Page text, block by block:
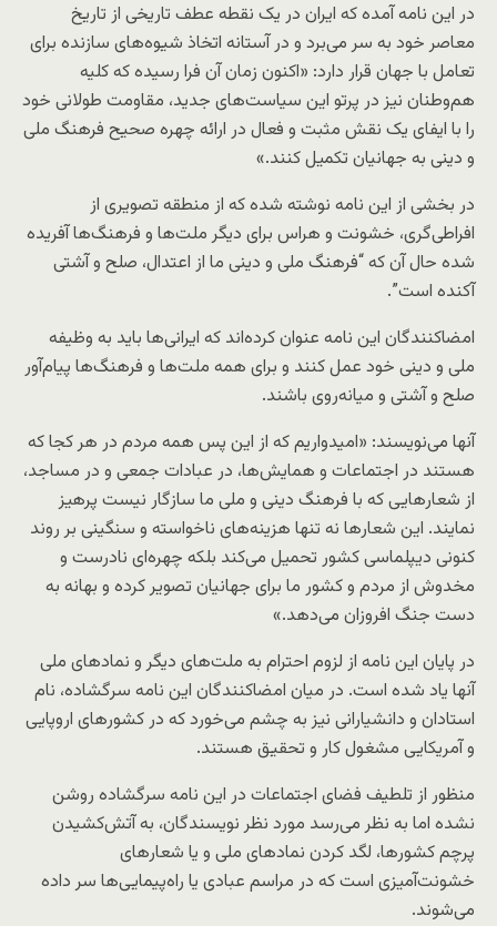
در این نامه ‌آمده که ایران در یک نقطه عطف تاریخی از تاریخ
معاصر خود به سر می‌برد و در آستانه اتخاذ شیوه‌های سازنده برای
تعامل با جهان قرار دارد: «اکنون زمان آن فرا رسیده که کلیه
هم‌وطنان نیز در پرتو این سیاست‌های جدید، مقاومت طولانی خود
را با ایفای یک نقش مثبت و فعال در ارائه چهره صحیح فرهنگ ملی
و دینی به جهانیان تکمیل کنند.»
در بخشی از این نامه نوشته شده که از منطقه تصویری از
افراطی‌گری، خشونت و هراس برای دیگر ملت‌ها و فرهنگ‌ها آفریده
شده حال آن که “فرهنگ ملی و دینی ما از اعتدال، صلح و آشتی
آکنده است”.
امضاکنندگان این نامه عنوان کرده‌اند که ایرانی‌ها باید به وظیفه
ملی و دینی خود عمل کنند و برای همه ملت‌ها و فرهنگ‌ها پیام‌آور
صلح و آشتی و میانه‌روی باشند.
آنها می‌نویسند: «امیدواریم که از این پس همه مردم در هر کجا که
هستند در اجتماعات و همایش‌ها، در عبادات جمعی و در مساجد،
از شعارهایی که با فرهنگ دینی و ملی ما سازگار نیست پرهیز
نمایند. این شعارها نه تنها هزینه‌های ناخواسته و سنگینی بر روند
کنونی دیپلماسی کشور تحمیل می‌کند بلکه چهره‌ای نادرست و
مخدوش از مردم و کشور ما برای جهانیان تصویر کرده و بهانه به
دست جنگ افروزان می‌دهد.»
در پایان این نامه از لزوم احترام به ملت‌های دیگر و نمادهای ملی
آنها یاد شده است. در میان امضاکنندگان این نامه سرگشاده، نام
استادان و دانشیارانی نیز به چشم می‌خورد که در کشورهای اروپایی
و آمریکایی مشغول کار و تحقیق هستند.
منظور از تلطیف فضای اجتماعات در این نامه سرگشاده روشن
نشده اما به نظر می‌رسد مورد نظر نویسندگان، به آتش‌کشیدن
پرچم کشورها، لگد کردن نمادهای ملی و یا شعارهای
خشونت‌آمیزی است که در مراسم عبادی یا راه‌پیمایی‌ها سر داده
می‌شوند.